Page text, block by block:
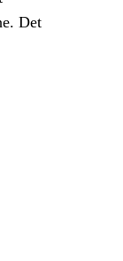
Det